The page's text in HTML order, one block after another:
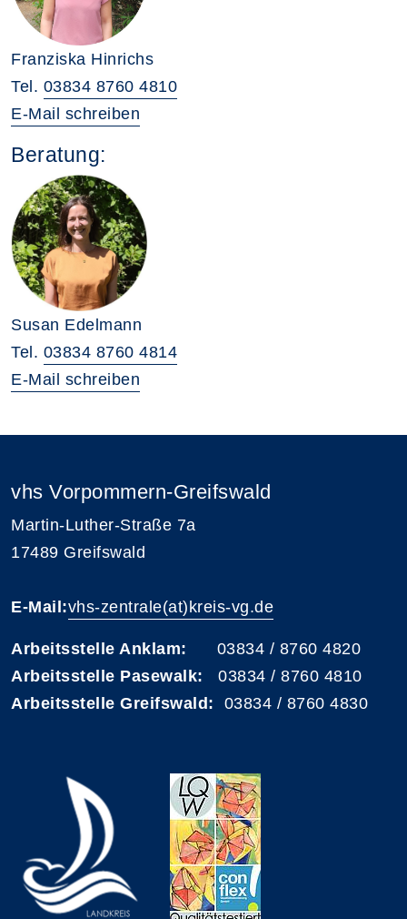
Franziska Hinrichs
Tel. 03834 8760 4810
E-Mail schreiben
Beratung:
Susan Edelmann
Tel. 03834 8760 4814
E-Mail schreiben
vhs Vorpommern-Greifswald
Martin-Luther-Straße 7a
17489 Greifswald
E-Mail:vhs-zentrale(at)kreis-vg.de
Arbeitsstelle Anklam: 03834 / 8760 4820
Arbeitsstelle Pasewalk: 03834 / 8760 4810
Arbeitsstelle Greifswald: 03834 / 8760 4830